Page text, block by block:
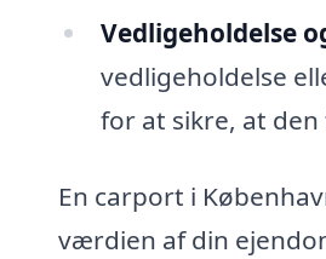
Vedligeholdelse
vedligeholdelse
for at sikre, at
En carport i
værdien af din